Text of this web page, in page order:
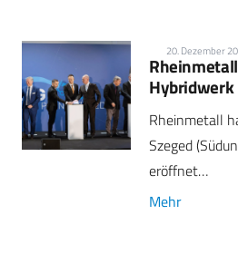
20. Dezember
Rheinmetall
Szeged
eröffnet…
Mehr